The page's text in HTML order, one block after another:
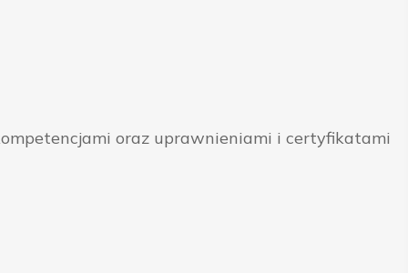
oraz uprawnieniami i certyfikatami